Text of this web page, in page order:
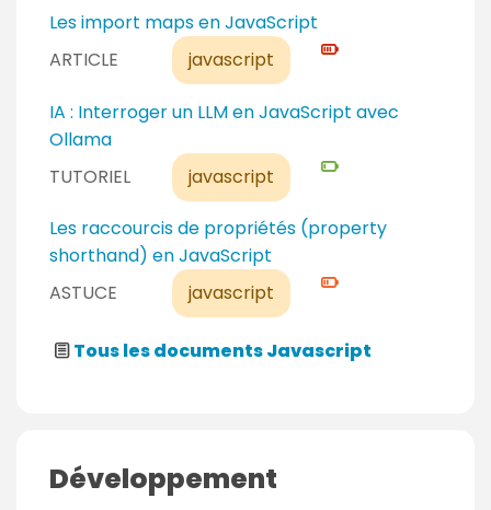
i
r
é
é
b
t
a
n
e
u
o
n
f
r
m
é
ARTICLE javascript
Les import maps en JavaScript
N
e
a
e
p
e
r
TUTORIEL javascript
IA : Interroger un LLM en JavaScript avec
Ollama
N
i
v
a
u
é
u
t
ASTUCE javascript
Les raccourcis de propriétés (property
shorthand) en JavaScript
N
i
v
a
u
f
Tous les documents Javascript
Développement